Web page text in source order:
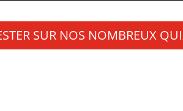
SUR NOS NOMBREUX